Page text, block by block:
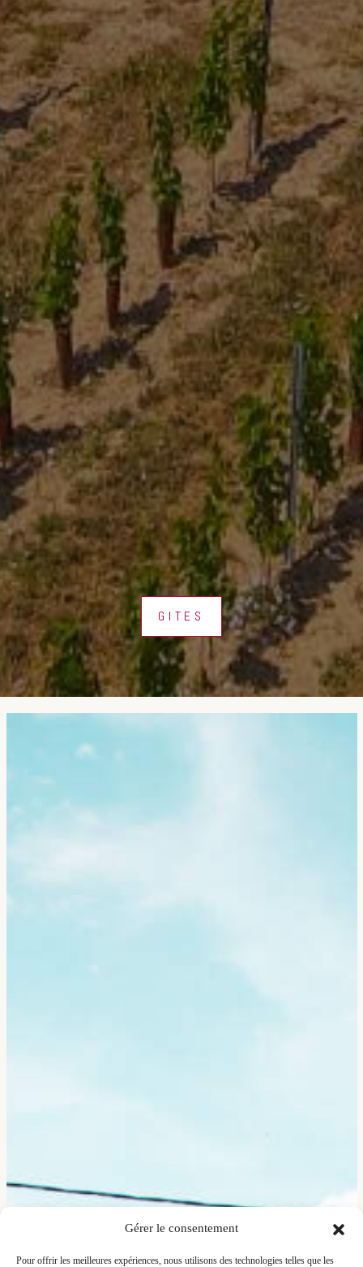
Gérer le consentement
Pour offrir les meilleures expériences, nous utilisons des technologies telles que les
GITES